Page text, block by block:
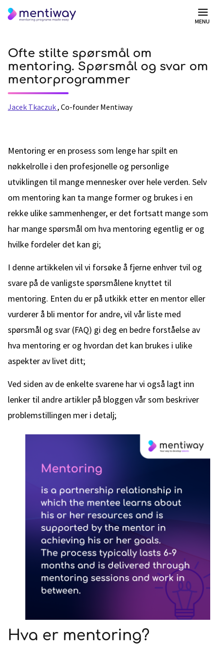
MENU
Ofte stilte spørsmål om
mentoring. Spørsmål og svar om
mentorprogrammer
Jacek Tkaczuk, Co-founder Mentiway
Mentoring er en prosess som lenge har spilt en
nøkkelrolle i den profesjonelle og personlige
utviklingen til mange mennesker over hele verden. Selv
om mentoring kan ta mange former og brukes i en
rekke ulike sammenhenger, er det fortsatt mange som
har mange spørsmål om hva mentoring egentlig er og
hvilke fordeler det kan gi;
I denne artikkelen vil vi forsøke å fjerne enhver tvil og
svare på de vanligste spørsmålene knyttet til
mentoring. Enten du er på utkikk etter en mentor eller
vurderer å bli mentor for andre, vil vår liste med
spørsmål og svar (FAQ) gi deg en bedre forståelse av
hva mentoring er og hvordan det kan brukes i ulike
aspekter av livet ditt;
Ved siden av de enkelte svarene har vi også lagt inn
lenker til andre artikler på bloggen vår som beskriver
problemstillingen mer i detalj;
Hva er mentoring?